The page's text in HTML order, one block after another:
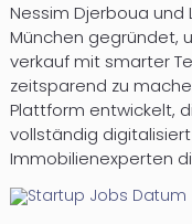
Nessim Djerboua und
München gegründet,
verkauf mit smarter
zeitsparend zu
Plattform entwickelt,
vollständig
Immobilienexperten